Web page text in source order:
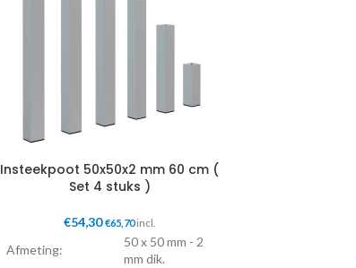
Insteekpoot 50x50x2 mm 60 cm (
Set 4 stuks )
€54,30 €65,70incl.
Afmeting:
50 x 50 mm - 2
mm dik.